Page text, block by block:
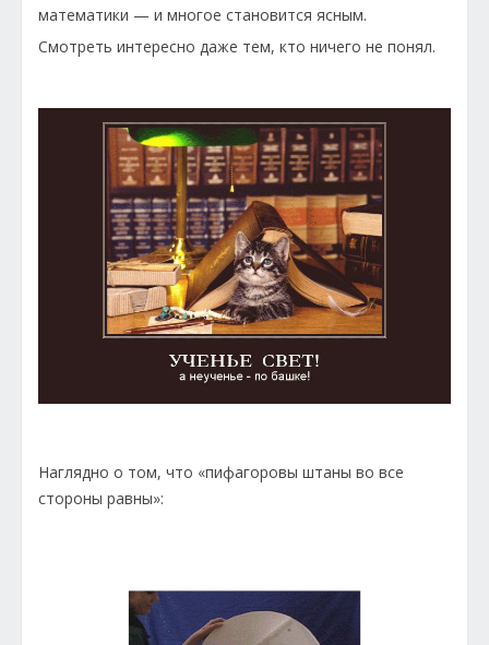
математики — и многое становится ясным.
Смотреть интересно даже тем, кто ничего не понял.
Наглядно о том, что «пифагоровы штаны во все
стороны равны»: